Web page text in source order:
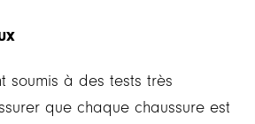
soumis à des tests très
que chaque chaussure est